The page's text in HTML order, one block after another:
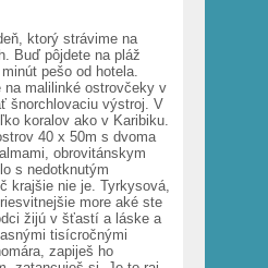
ktorý strávime na
Buď pôjdete na pláž
pešo od hotela.
na malilinké ostrovčeky v
šnorchlovaciu výstroj. V
koralov ako v Karibiku.
40 x 50m s dvoma
obrovitánskym
s nedotknutým
krajšie nie je. Tyrkysová,
more aké ste
žijú v šťastí a láske a
tisícročnými
zapiješ ho